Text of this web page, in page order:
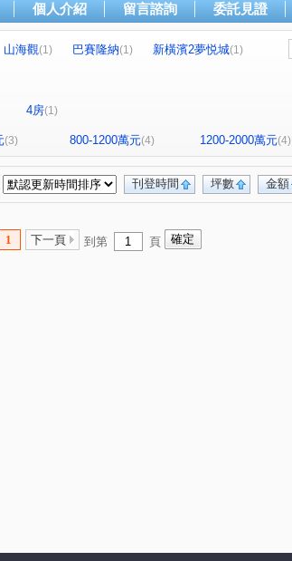
個人介紹 留言諮詢 委託見證
山海觀(1) 巴賽隆納(1) 新橫濱2夢悦城(1)
4房(1)
(3) 800-1200萬元(4) 1200-2000萬元(4)
金額
坪數
刊登時間
1 下一頁 到第 頁